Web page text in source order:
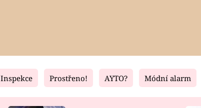
Fresh Living
Inspekce Prostřeno! AYTO? Módní alarm